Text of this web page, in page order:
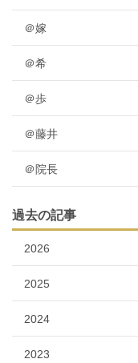
＠嫁
＠希
＠歩
＠藤井
＠院長
過去の記事
2026
2025
2024
2023